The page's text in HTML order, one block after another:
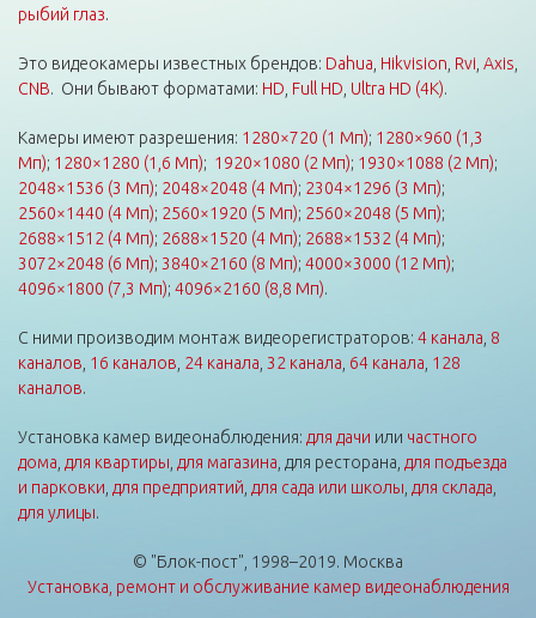
рыбий глаз.
Это видеокамеры известных брендов: Dahua Hikvision Rvi Axis
CNB. Они бывают форматами: HD Full HD Ultra HD (4K).
Камеры имеют разрешения: 1280×720 (1 Мп); 1280×960 (1,3
Мп); 1280×1280 (1,6 Мп); 1920×1080 (2 Мп); 1930×1088 (2 Мп);
2048×1536 (3 Мп); 2048×2048 (4 Мп); 2304×1296 (3 Мп);
2560×1440 (4 Мп); 2560×1920 (5 Мп); 2560×2048 (5 Мп);
2688×1512 (4 Мп); 2688×1520 (4 Мп); 2688×1532 (4 Мп);
3072×2048 (6 Мп); 3840×2160 (8 Мп); 4000×3000 (12 Мп);
4096×1800 (7,3 Мп); 4096×2160 (8,8 Мп).
С ними производим монтаж видеорегистраторов: 4 канала 8
каналов 16 каналов 24 канала 32 канала 64 канала 128
каналов.
Установка камер видеонаблюдения: для дачи или частного
дома для квартиры для магазина , для ресторана, для подъезда
и парковки для предприятий для сада или школы для склада
для улицы.
© "Блок-пост", 1998–2019. Москва
Установка, ремонт и обслуживание камер видеонаблюдения